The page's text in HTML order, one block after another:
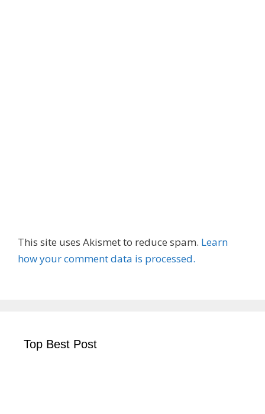
This site uses Akismet to reduce spam. Learn
how your comment data is processed.
Top Best Post